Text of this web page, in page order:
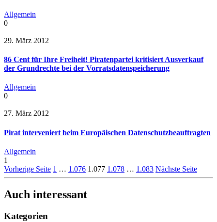
Allgemein
0
29. März 2012
86 Cent für Ihre Freiheit! Piratenpartei kritisiert Ausverkauf
der Grundrechte bei der Vorratsdatenspeicherung
Allgemein
0
27. März 2012
Pirat interveniert beim Europäischen Datenschutzbeauftragten
Allgemein
1
Vorherige Seite 1 … 1.076 1.077 1.078 … 1.083 Nächste Seite
Auch interessant
Kategorien